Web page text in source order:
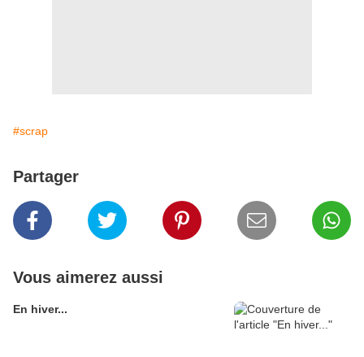
#scrap
Partager
Vous aimerez aussi
En hiver...